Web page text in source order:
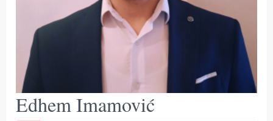
Edhem Imamović